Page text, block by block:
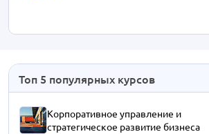
Топ 5 популярных курсов
Корпоративное управление и
стратегическое развитие бизнеса